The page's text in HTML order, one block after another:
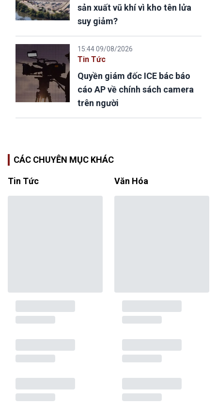
sản xuất vũ khí vì kho tên lửa
suy giảm?
15:44 09/08/2026
Tin Tức
Quyền giám đốc ICE bác báo
cáo AP về chính sách camera
trên người
CÁC CHUYÊN MỤC KHÁC
Tin Tức Văn Hóa